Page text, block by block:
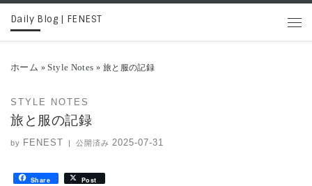
コンテンツへスキップ
Daily Blog | FENEST
ホーム » Style Notes » 旅と服の記録
STYLE NOTES
旅と服の記録
by FENEST | 公開済み 2025-07-31
Share Post